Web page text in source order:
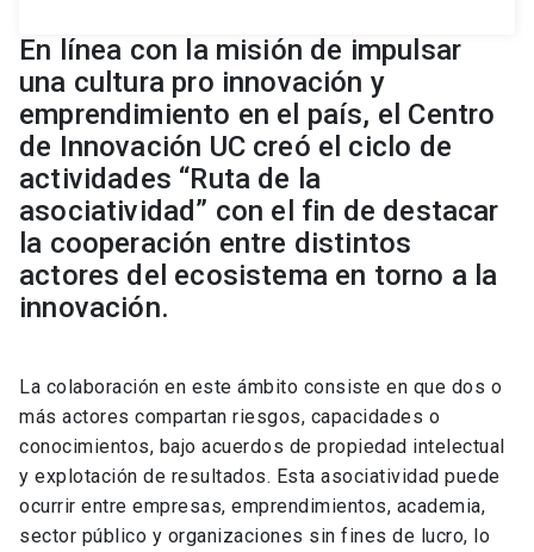
En línea con la misión de impulsar
una cultura pro innovación y
emprendimiento en el país, el Centro
de Innovación UC creó el ciclo de
actividades “Ruta de la
asociatividad” con el fin de destacar
la cooperación entre distintos
actores del ecosistema en torno a la
innovación.
La colaboración en este ámbito consiste en que dos o
más actores compartan riesgos, capacidades o
conocimientos, bajo acuerdos de propiedad intelectual
y explotación de resultados. Esta asociatividad puede
ocurrir entre empresas, emprendimientos, academia,
sector público y organizaciones sin fines de lucro, lo